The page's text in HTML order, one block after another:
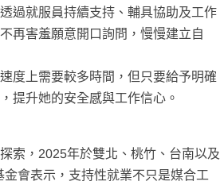
過就服員持續支持、輔具協助及工作
再害羞願意開口詢問，慢慢建立自
度上需要較多時間，但只要給予明確
提升她的安全感與工作信心。
索，2025年於雙北、桃竹、台南以及
會表示，支持性就業不只是媒合工